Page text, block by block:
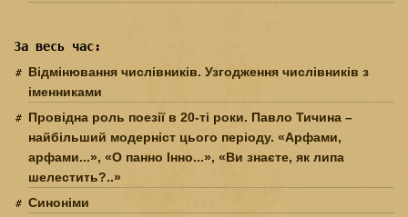
За весь час:
Відмінювання числівників. Узгодження числівників з
іменниками
Провідна роль поезії в 20-ті роки. Павло Тичина –
найбільший модерніст цього періоду. «Арфами,
арфами...», «О панно Інно...», «Ви знаєте, як липа
шелестить?..»
Синоніми